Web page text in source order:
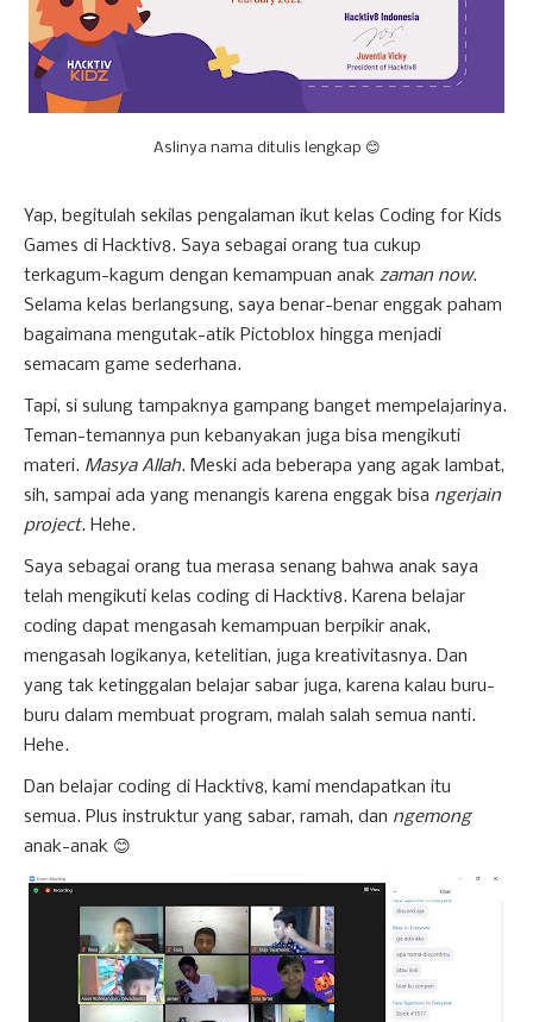
Aslinya nama ditulis lengkap 😊
Yap, begitulah sekilas pengalaman ikut kelas Coding for Kids
Games di Hacktiv8. Saya sebagai orang tua cukup
terkagum-kagum dengan kemampuan anak zaman now.
Selama kelas berlangsung, saya benar-benar enggak paham
bagaimana mengutak-atik Pictoblox hingga menjadi
semacam game sederhana.
Tapi, si sulung tampaknya gampang banget mempelajarinya.
Teman-temannya pun kebanyakan juga bisa mengikuti
materi. Masya Allah. Meski ada beberapa yang agak lambat,
sih, sampai ada yang menangis karena enggak bisa ngerjain
project. Hehe.
Saya sebagai orang tua merasa senang bahwa anak saya
telah mengikuti kelas coding di Hacktiv8. Karena belajar
coding dapat mengasah kemampuan berpikir anak,
mengasah logikanya, ketelitian, juga kreativitasnya. Dan
yang tak ketinggalan belajar sabar juga, karena kalau buru-
buru dalam membuat program, malah salah semua nanti.
Hehe.
Dan belajar coding di Hacktiv8, kami mendapatkan itu
semua. Plus instruktur yang sabar, ramah, dan ngemong
anak-anak 😊